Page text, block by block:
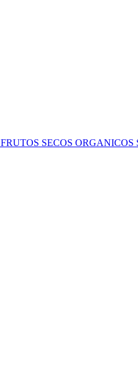
FRUTOS SECOS ORGANICOS